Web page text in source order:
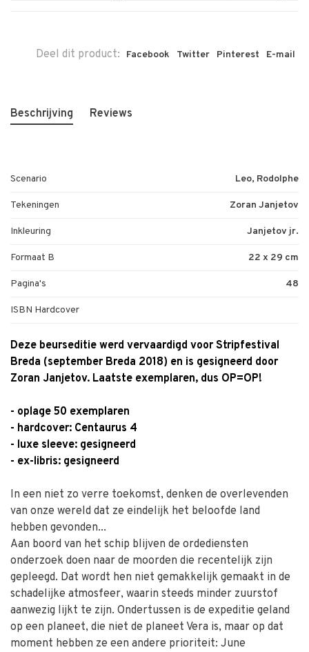
Deel dit product: Facebook Twitter Pinterest E-mail
Beschrijving Reviews
Scenario Leo, Rodolphe
Tekeningen Zoran Janjetov
Inkleuring Janjetov jr.
Formaat B 22 x 29 cm
Pagina's 48
ISBN Hardcover
Deze beurseditie werd vervaardigd voor Stripfestival
Breda (september Breda 2018) en is gesigneerd door
Zoran Janjetov. Laatste exemplaren, dus OP=OP!
- oplage 50 exemplaren
- hardcover: Centaurus 4
- luxe sleeve: gesigneerd
- ex-libris: gesigneerd
In een niet zo verre toekomst, denken de overlevenden
van onze wereld dat ze eindelijk het beloofde land
hebben gevonden...
Aan boord van het schip blijven de ordediensten
onderzoek doen naar de moorden die recentelijk zijn
gepleegd. Dat wordt hen niet gemakkelijk gemaakt in de
schadelijke atmosfeer, waarin steeds minder zuurstof
aanwezig lijkt te zijn. Ondertussen is de expeditie geland
op een planeet, die niet de planeet Vera is, maar op dat
moment hebben ze een andere prioriteit: June